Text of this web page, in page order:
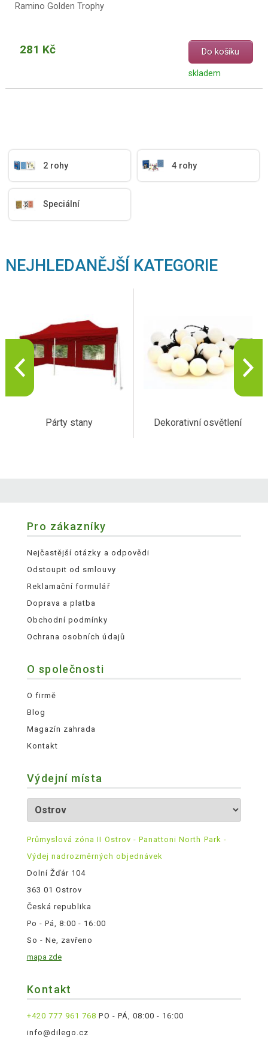
Ramino Golden Trophy
281 Kč Do košíku
skladem
2 rohy 4 rohy
Speciální
NEJHLEDANĚJŠÍ KATEGORIE
Párty stany Dekorativní osvětlení
Pro zákazníky
Nejčastější otázky a odpovědi
Odstoupit od smlouvy
Reklamační formulář
Doprava a platba
Obchodní podmínky
Ochrana osobních údajů
O společnosti
O firmě
Blog
Magazín zahrada
Kontakt
Výdejní místa
Průmyslová zóna II Ostrov - Panattoni North Park -
Výdej nadrozměrných objednávek
Dolní Žďár 104
363 01 Ostrov
Česká republika
Po - Pá, 8:00 - 16:00
So - Ne, zavřeno
mapa zde
Kontakt
+420 777 961 768 PO - PÁ, 08:00 - 16:00
info@dilego.cz